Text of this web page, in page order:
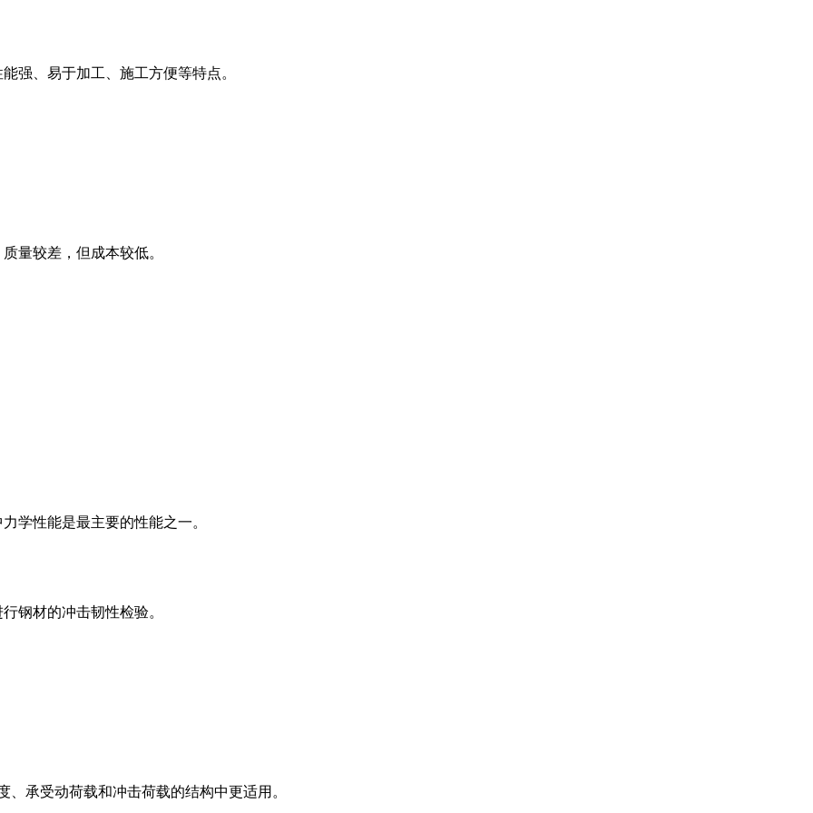
强、易于加工、施工方便等特点。
量较差，但成本较低。
学性能是最主要的性能之一。
钢材的冲击韧性检验。
承受动荷载和冲击荷载的结构中更适用。